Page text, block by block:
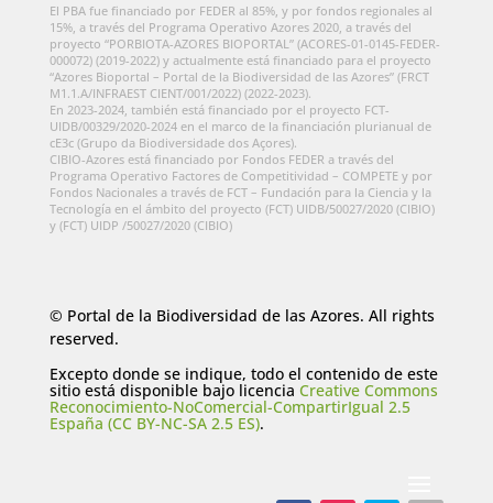
El PBA fue financiado por FEDER al 85%, y por fondos regionales al
15%, a través del Programa Operativo Azores 2020, a través del
proyecto “PORBIOTA-AZORES BIOPORTAL” (ACORES-01-0145-FEDER-
000072) (2019-2022) y actualmente está financiado para el proyecto
“Azores Bioportal – Portal de la Biodiversidad de las Azores” (FRCT
M1.1.A/INFRAEST CIENT/001/2022) (2022-2023).
En 2023-2024, también está financiado por el proyecto FCT-
UIDB/00329/2020-2024 en el marco de la financiación plurianual de
cE3c (Grupo da Biodiversidade dos Açores).
CIBIO-Azores está financiado por Fondos FEDER a través del
Programa Operativo Factores de Competitividad – COMPETE y por
Fondos Nacionales a través de FCT – Fundación para la Ciencia y la
Tecnología en el ámbito del proyecto (FCT) UIDB/50027/2020 (CIBIO)
y (FCT) UIDP /50027/2020 (CIBIO)
© Portal de la Biodiversidad de las Azores. All rights
reserved.
Excepto donde se indique, todo el contenido de este
sitio está disponible bajo licencia Creative Commons
Reconocimiento-NoComercial-CompartirIgual 2.5
España (CC BY-NC-SA 2.5 ES).